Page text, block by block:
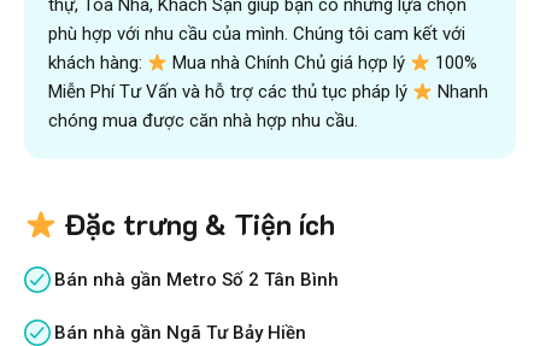
thự, Toà Nhà, Khách Sạn giúp bạn có những lựa chọn
phù hợp với nhu cầu của mình. Chúng tôi cam kết với
khách hàng:
Mua nhà Chính Chủ giá hợp lý
100%
Miễn Phí Tư Vấn và hỗ trợ các thủ tục pháp lý
Nhanh
chóng mua được căn nhà hợp nhu cầu.
Đặc trưng & Tiện ích
Bán nhà gần Metro Số 2 Tân Bình
Bán nhà gần Ngã Tư Bảy Hiền